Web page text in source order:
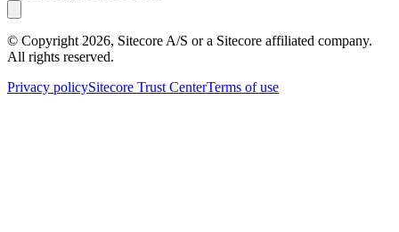
© Copyright 2026, Sitecore A/S or a Sitecore affiliated company.
All rights reserved.
Privacy policySitecore Trust CenterTerms of use